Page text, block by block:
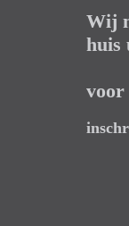
Wij
huis
voor